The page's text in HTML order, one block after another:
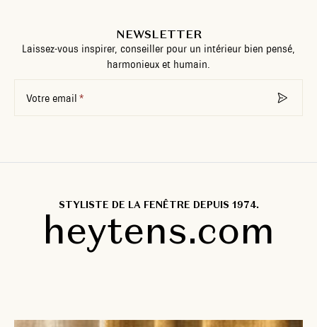
NEWSLETTER
Laissez-vous inspirer, conseiller pour un intérieur bien pensé,
harmonieux et humain.
Votre email
STYLISTE DE LA FENÊTRE DEPUIS 1974.
heytens.com